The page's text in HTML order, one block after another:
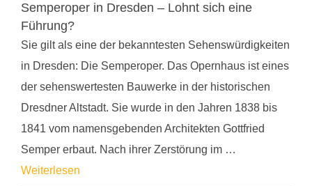
Semperoper in Dresden – Lohnt sich eine
Führung?
Sie gilt als eine der bekanntesten Sehenswürdigkeiten
in Dresden: Die Semperoper. Das Opernhaus ist eines
der sehenswertesten Bauwerke in der historischen
Dresdner Altstadt. Sie wurde in den Jahren 1838 bis
1841 vom namensgebenden Architekten Gottfried
Semper erbaut. Nach ihrer Zerstörung im …
Weiterlesen